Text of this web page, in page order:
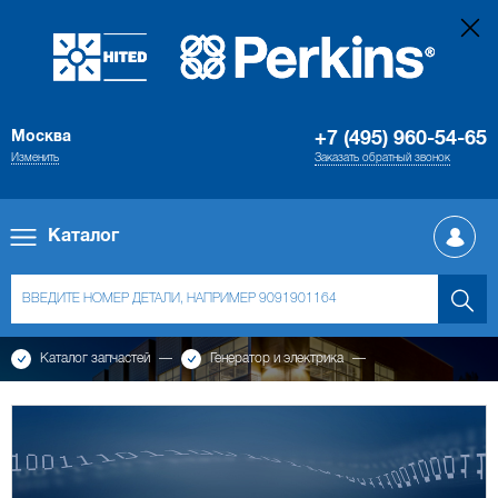
Москва
Изменить
+7 (495) 960-54-65
Заказать обратный звонок
Каталог
Каталог запчастей Генератор и электрика